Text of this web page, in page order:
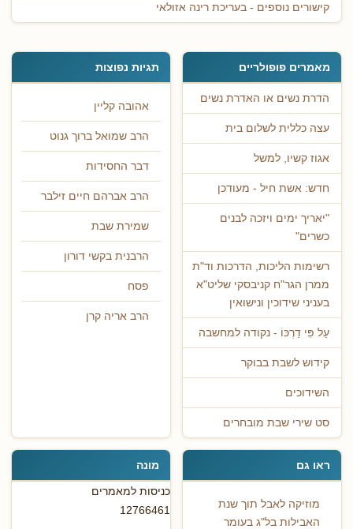
קישורים נוספים - בעריכת רינה אזולאי
מאמרים פופולריים
הדרת נשים או האדרת נשים
עצה כללית לשלום בית
אגוז קשיו, למשל
חדש: אשת חיל - מעודכן
"יאריך ימים ויזכה לבנים
כשרים"
רשימות הליכות, הדרכות וד"ת
ממרן הגר"ח קניבסקי שליט"א
בעניני שידוכין ונישואין
עַל פִּי דַרְכּוֹ - נקודה למחשבה
קידוש לשבת בבוקר
השידוכים
סט שירי שבת מובחרים
תגיות נפוצות
אהובה קליין
הרב שמואל ברוך גנוט
דבר החסידות
הרב אברהם חיים זילבר
שמירת שבת
הרבנית בקשי דורון
פסח
הרב אריה קרן
ראו גם
מוזיקה לאבל תוך שנת
האבילות בל"ג בעומר
מונה
כניסות למאמרים
12766461